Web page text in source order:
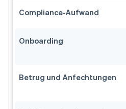
Compliance-Aufwand
Onboarding
Betrug und Anfechtungen